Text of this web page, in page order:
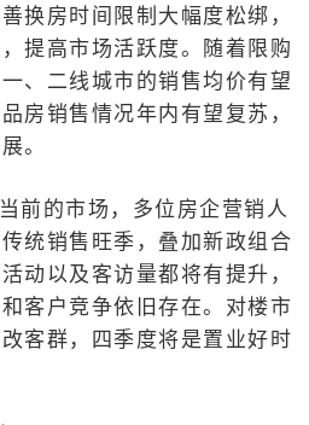
换房时间限制大幅度松绑，
提高市场活跃度。随着限购
、二线城市的销售均价有望
房销售情况年内有望复苏，
。
前的市场，多位房企营销人
统销售旺季，叠加新政组合
动以及客访量都将有提升，
客户竞争依旧存在。对楼市
客群，四季度将是置业好时